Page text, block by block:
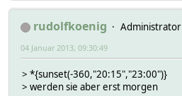
rudolfkoenig
Administrator
04 Januar 2013, 09:30:49
> *{sunset(-360,"20:15","23:00")}
> werden sie aber erst morgen